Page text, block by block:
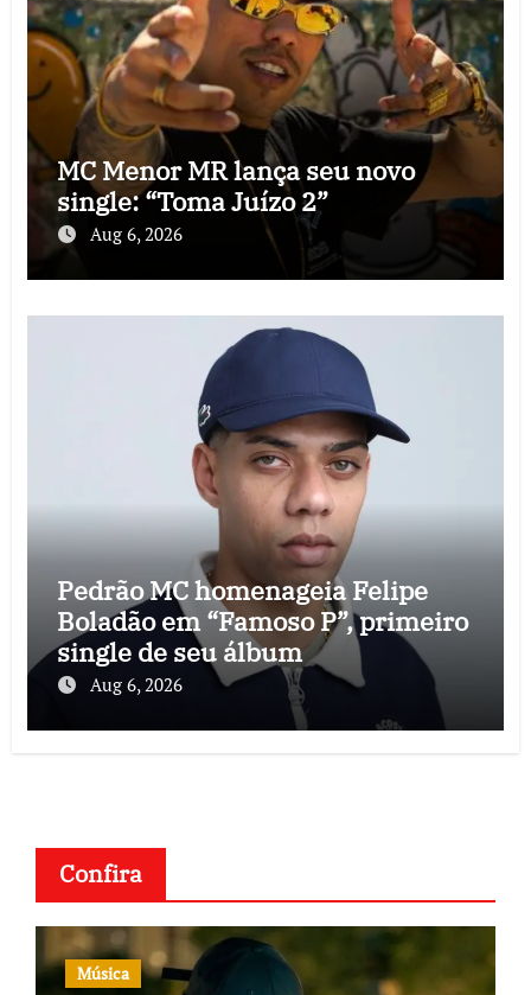
MC Menor MR lança seu novo
single: “Toma Juízo 2”
Aug 6, 2026
Pedrão MC homenageia Felipe
Boladão em “Famoso P”, primeiro
single de seu álbum
Aug 6, 2026
Confira
Música